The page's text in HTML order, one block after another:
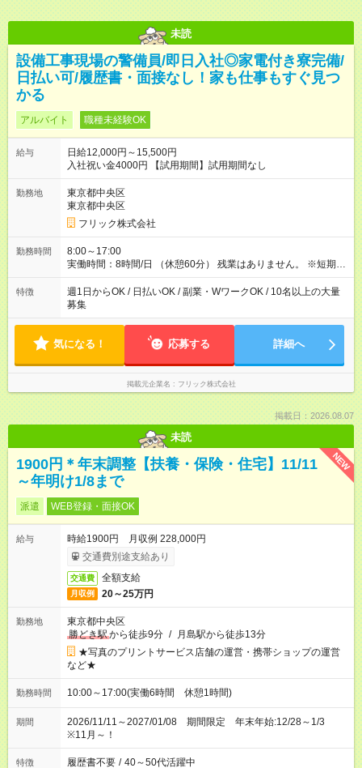
未読
設備工事現場の警備員/即日入社◎家電付き寮完備/
日払い可/履歴書・面接なし！家も仕事もすぐ見つ
かる
アルバイト 職種未経験OK
給与
日給12,000円～15,500円
入社祝い金4000円 【試用期間】試用期間なし
勤務地
東京都中央区
東京都中央区
フリック株式会社
勤務時間
8:00～17:00
実働時間：8時間/日 （休憩60分） 残業はありません。 ※短期の
募集は行っておりません。予めご了承くださいませ。
特徴
週1日からOK / 日払いOK / 副業・WワークOK / 10名以上の大量
募集
気になる！ 応募する 詳細へ
掲載元企業名 フリック株式会社
掲載日：2026.08.07
未読
NEW
1900円＊年末調整【扶養・保険・住宅】11/11
～年明け1/8まで
派遣 WEB登録・面接OK
給与
時給1900円 月収例 228,000円
交通費別途支給あり
交通費 全額支給
月収例 20～25万円
勤務地
東京都中央区
勝どき駅から徒歩9分 / 月島駅から徒歩13分
★写真のプリントサービス店舗の運営・携帯ショップの運営
など★
勤務時間 10:00～17:00(実働6時間 休憩1時間)
期間
2026/11/11～2027/01/08 期間限定 年末年始:12/28～1/3
※11月～！
特徴 履歴書不要 / 40～50代活躍中